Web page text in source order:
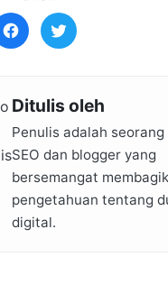
Ditulis oleh
Penulis adalah
SEO dan blogger yang
bersemangat
pengetahuan tentang
digital.